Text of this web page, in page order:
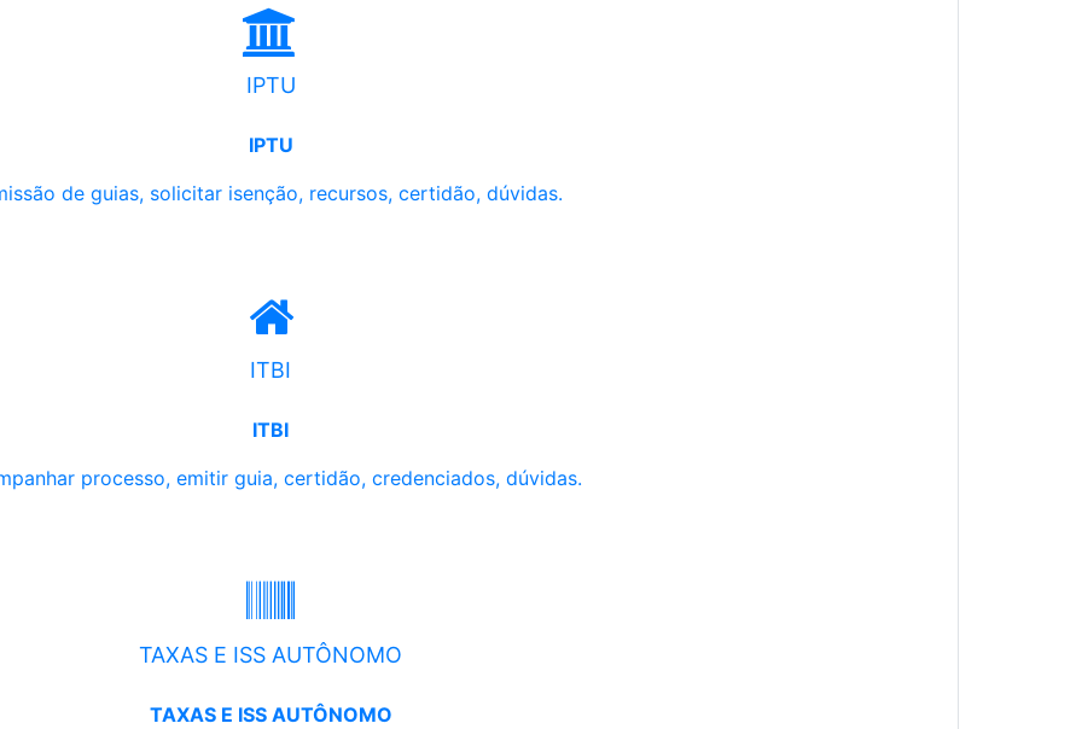
IPTU
IPTU
de guias, solicitar isenção, recursos, certidão, dúvidas.
ITBI
ITBI
processo, emitir guia, certidão, credenciados, dúvidas.
TAXAS E ISS AUTÔNOMO
TAXAS E ISS AUTÔNOMO